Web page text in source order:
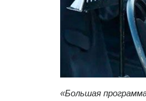
«Большая